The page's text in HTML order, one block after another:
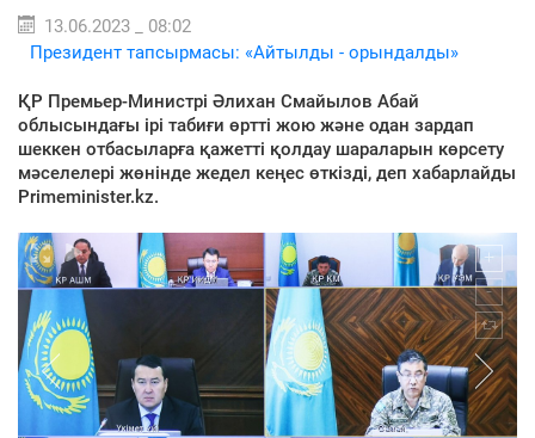
13.06.2023 _ 08:02
Президент тапсырмасы: «Айтылды - орындалды»
ҚР Премьер-Министрі Әлихан Смайылов Абай
облысындағы ірі табиғи өртті жою және одан зардап
шеккен отбасыларға қажетті қолдау шараларын көрсету
мәселелері жөнінде жедел кеңес өткізді, деп хабарлайды
Primeminister.kz.